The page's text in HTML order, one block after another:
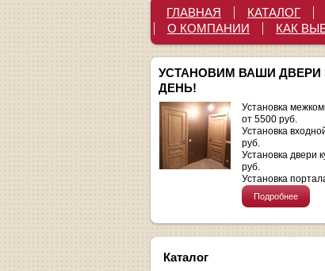
ГЛАВНАЯ КАТАЛОГ
О КОМПАНИИ
КАК
УСТАНОВИМ ВАШИ ДВЕРИ
ДЕНЬ!
Установка
от 5500 руб.
Установка
руб.
Установка двери
руб.
Установка
Подробнее
Каталог